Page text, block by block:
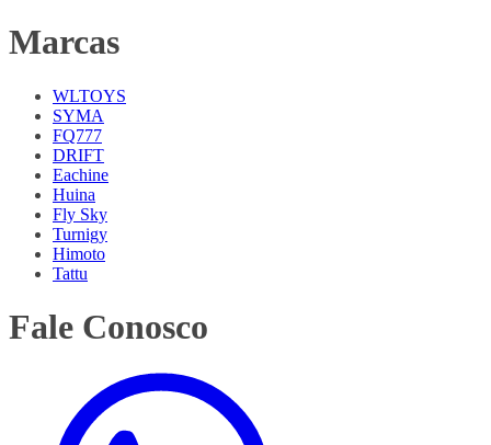
Marcas
WLTOYS
SYMA
FQ777
DRIFT
Eachine
Huina
Fly Sky
Turnigy
Himoto
Tattu
Fale Conosco